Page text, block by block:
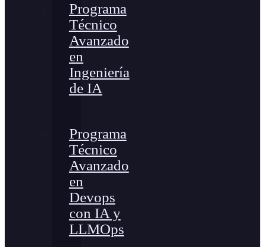
Programa
Técnico
Avanzado
en
Ingeniería
de IA
Programa
Técnico
Avanzado
en
Devops
con IA y
LLMOps